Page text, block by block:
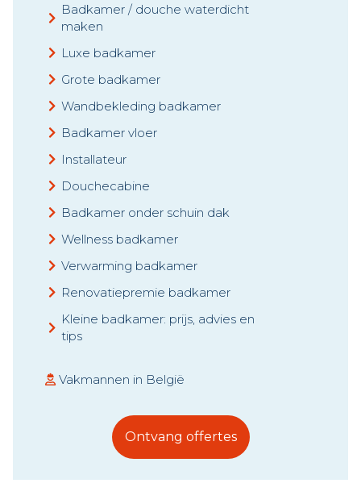
Badkamer / douche waterdicht
maken
Luxe badkamer
Grote badkamer
Wandbekleding badkamer
Badkamer vloer
Installateur
Douchecabine
Badkamer onder schuin dak
Wellness badkamer
Verwarming badkamer
Renovatiepremie badkamer
Kleine badkamer: prijs, advies en
tips
Vakmannen in België
Ontvang offertes